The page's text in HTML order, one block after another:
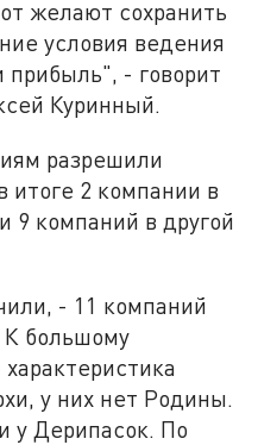
желают сохранить
условия ведения
прибыль", - говорит
Куринный.
разрешили
итоге 2 компании в
9 компаний в другой
- 11 компаний
К большому
у них нет Родины.
у Дерипасок. По